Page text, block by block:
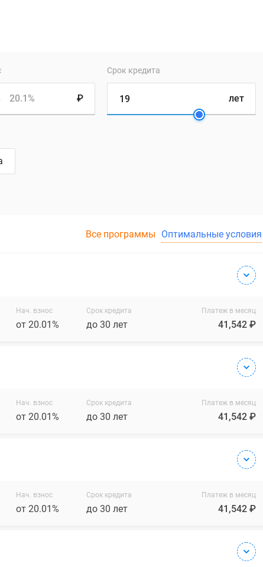
₽
20.1%
Срок кредита
лет
Все программы Оптимальные условия
Нач. взнос
от 20.01%
Срок кредита
до 30 лет
Платеж в месяц
41,542 ₽
Нач. взнос
от 20.01%
Срок кредита
до 30 лет
Платеж в месяц
41,542 ₽
Нач. взнос
от 20.01%
Срок кредита
до 30 лет
Платеж в месяц
41,542 ₽